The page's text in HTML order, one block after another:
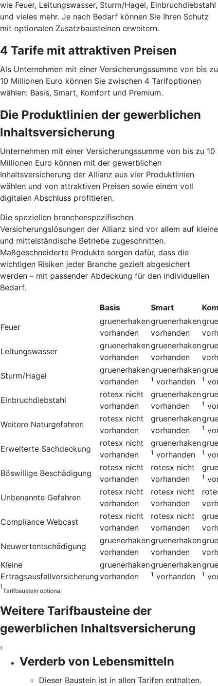
wie Feuer, Leitungswasser, Sturm/Hagel, Einbruchdiebstahl
und vieles mehr. Je nach Bedarf können Sie Ihren Schutz
mit optionalen Zusatz­bausteinen erweitern.
4 Tarife mit attraktiven Preisen
Als Unternehmen mit einer Versicherungssumme von bis zu
10 Millionen Euro können Sie zwischen 4 Tarif­optionen
wählen: Basis, Smart, Komfort und Premium.
Die Produktlinien der gewerblichen
Inhaltsversicherung
Unternehmen mit einer Versicherungssumme von bis zu 10
Millionen Euro können mit der gewerblichen
Inhaltsversicherung der Allianz aus vier Produktlinien
wählen und von attraktiven Preisen sowie einem voll
digitalen Abschluss profitieren.
Die speziellen branchenspezifischen
Versicherungslösungen der Allianz sind vor allem auf kleine
und mittelständische Betriebe zugeschnitten.
Maßgeschneiderte Produkte sorgen dafür, dass die
wichtigen Risiken jeder Branche gezielt abgesichert
werden – mit passender Abdeckung für den individuellen
Bedarf.
Basis Smart
Feuer
gruenerhaken
vorhanden
gruenerhaken
vorhanden
Leitungswasser
gruenerhaken
vorhanden
gruenerhaken
vorhanden
Sturm/Hagel
gruenerhaken
vorhanden
gruenerhaken
1 vorhanden 1
Einbruchdiebstahl
rotesx nicht
vorhanden
gruenerhaken
vorhanden
1
Weitere Naturgefahren
rotesx nicht
vorhanden
gruenerhaken
vorhanden
1
Erweiterte Sachdeckung
rotesx nicht
vorhanden
gruenerhaken
1 vorhanden 1
Böswillige Beschädigung
rotesx nicht
vorhanden
rotesx nicht
vorhanden
1
Unbenannte Gefahren
rotesx nicht
vorhanden
rotesx nicht
vorhanden
Compliance Webcast
rotesx nicht
vorhanden
rotesx nicht
vorhanden
Neuwertentschädigung
gruenerhaken
vorhanden
gruenerhaken
vorhanden
Kleine
Ertragsausfallversicherung
gruenerhaken
vorhanden
gruenerhaken
1 vorhanden 1
1
Tarifbaustein optional
Weitere Tarifbausteine der
gewerblichen Inhalts­versicherung
‹
Verderb von Lebensmitteln
Dieser Baustein ist in allen Tarifen enthalten.